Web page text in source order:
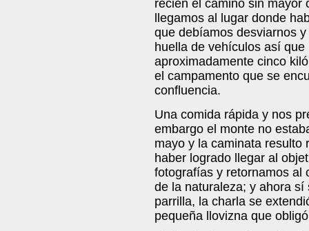
recién el camino sin mayor
llegamos al lugar donde
que debíamos desviarnos
huella de vehículos así
aproximadamente cinco
el campamento que se
confluencia.
Una comida rápida y nos
embargo el monte no
mayo y la caminata resulto
haber logrado llegar al
fotografías y retornamos al
de la naturaleza; y ahora
parrilla, la charla se
pequeña llovizna que